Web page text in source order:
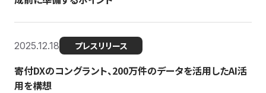
2025.12.18 プレスリリース
寄付DXのコングラント、200万件のデータを活用したAI活
用を構想